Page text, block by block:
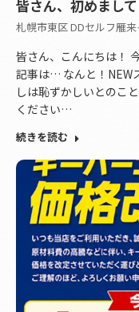
皆さん、初めまして
札幌市東区 DDセルフ雁
皆さん、こんにちは！
記事は… なんと！NEW
しは恥ずかしいとのこ
ください…
続きを読む